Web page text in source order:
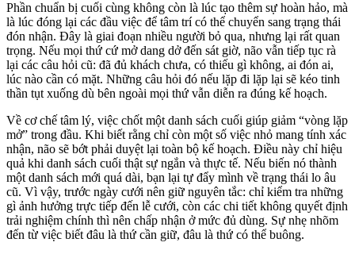
Phần chuẩn bị cuối cùng không còn là lúc tạo thêm sự hoàn hảo, mà
là lúc đóng lại các đầu việc để tâm trí có thể chuyển sang trạng thái
đón nhận. Đây là giai đoạn nhiều người bỏ qua, nhưng lại rất quan
trọng. Nếu mọi thứ cứ mở dang dở đến sát giờ, não vẫn tiếp tục rà
lại các câu hỏi cũ: đã đủ khách chưa, có thiếu gì không, ai đón ai,
lúc nào cần có mặt. Những câu hỏi đó nếu lặp đi lặp lại sẽ kéo tinh
thần tụt xuống dù bên ngoài mọi thứ vẫn diễn ra đúng kế hoạch.
Về cơ chế tâm lý, việc chốt một danh sách cuối giúp giảm “vòng lặp
mở” trong đầu. Khi biết rằng chỉ còn một số việc nhỏ mang tính xác
nhận, não sẽ bớt phải duyệt lại toàn bộ kế hoạch. Điều này chỉ hiệu
quả khi danh sách cuối thật sự ngắn và thực tế. Nếu biến nó thành
một danh sách mới quá dài, bạn lại tự đẩy mình về trạng thái lo âu
cũ. Vì vậy, trước ngày cưới nên giữ nguyên tắc: chỉ kiểm tra những
gì ảnh hưởng trực tiếp đến lễ cưới, còn các chi tiết không quyết định
trải nghiệm chính thì nên chấp nhận ở mức đủ dùng. Sự nhẹ nhõm
đến từ việc biết đâu là thứ cần giữ, đâu là thứ có thể buông.